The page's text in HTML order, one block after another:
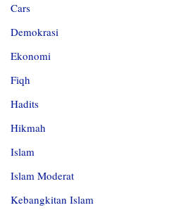
Cars
Demokrasi
Ekonomi
Fiqh
Hadits
Hikmah
Islam
Islam Moderat
Kebangkitan Islam